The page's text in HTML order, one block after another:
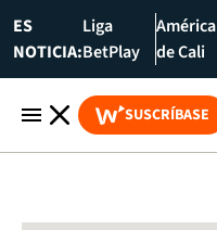
ES
NOTICIA:
Liga
BetPlay
América
de Cali
SUSCRÍBASE